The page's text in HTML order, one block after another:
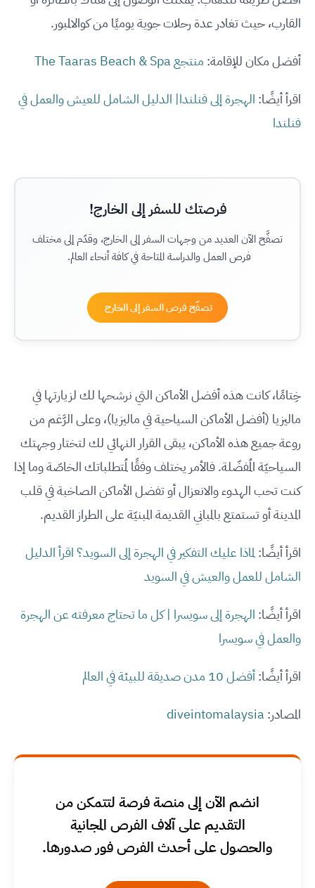
القارب، حيث تغادر عدة رحلات جوية يوميًا من كوالالمبور.
أفضل مكان للإقامة: منتجع The Taaras Beach & Spa
اقرأ أيضًا: الهجرة إلى فنلندا| الدليل الشامل للعيش والعمل في
فنلندا
فرصتك للسفر إلى الخارج!
تصفَّح الآن العديد من وجهات السفر إلى الخارج، وقدّم إلى مختلف
فرص العمل والدراسة المتاحة في كافة أنحاء العالم.
تصفّح فرص السفر إلى الخارج
خِتامًا، كانت هذه أفضل الأماكن التي نرشحها لك لزيارتها في
ماليزيا (أفضل الأماكن السياحية في ماليزيا)، وعلى الرَّغم من
روعة جميع هذه الأماكن، يبقى القرار النهائي لك لتختار وجهتك
السياحيّة المُفضّلة. فالأمر يختلف وفقًا لمُتطلباتك الخاصّة وما إذا
كنت تحب الهدوء والانعزال أو تفضل الأماكن الصاخبة في قلب
المدينة أو تستمتع بالمباني القديمة المبنيّة على الطراز القديم.
اقرأ أيضًا:لماذا عليك التفكير في الهجرة إلى السويد؟ اقرأ الدليل
الشامل للعمل والعيش في السويد
اقرأ أيضًا: الهجرة إلى سويسرا | كل ما تحتاج معرفته عن الهجرة
والعمل في سويسرا
اقرأ أيضًا:أفضل 10 مدن صديقة للبيئة في العالم
المصادر: diveintomalaysia
انضم الآن إلى منصة فرصة لتتمكن من
التقديم على آلاف الفرص المجانية
والحصول على أحدث الفرص فور صدورها.